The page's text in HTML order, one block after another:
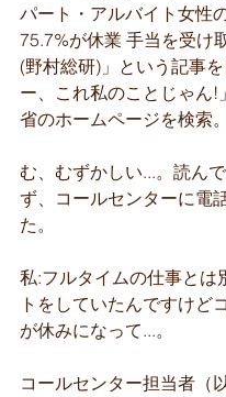
パート・アルバイト女性
75.7%が休業 手当を受け
(野村総研)」という記事を
ー、これ私のことじゃん!
省のホームページを検索。
む、むずかしい...。読ん
ず、コールセンターに電
た。
私:フルタイムの仕事とは
トをしていたんですけど
が休みになって...。
コールセンター担当者（